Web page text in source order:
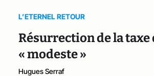
L’ETERNEL RETOUR
Résurrection de la taxe
« modeste »
Hugues Serraf